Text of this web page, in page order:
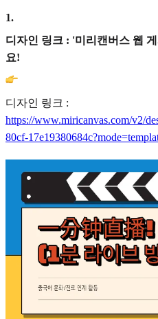
1.
디자인 링크 : '미리캔버스 웹
요!
디자인 링크 :
https://www.miricanvas.com/v2/
80cf-